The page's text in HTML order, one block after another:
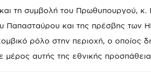
τη συμβολή του Πρωθυπουργού,
Παπασταύρου και της πρέσβης των
ρόλο στην περιοχή, ο οποίος
μέρος αυτής της εθνικής